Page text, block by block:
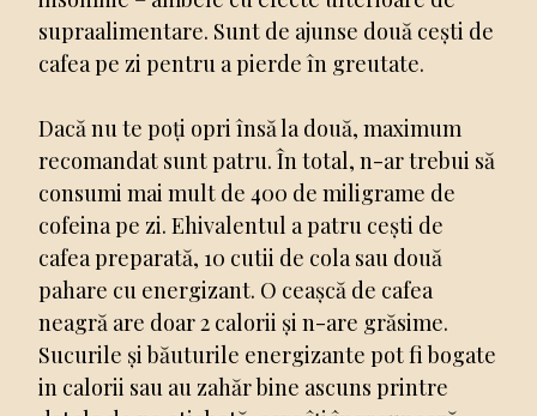
supraalimentare. Sunt de ajunse două cești de
cafea pe zi pentru a pierde în greutate.
Dacă nu te poți opri însă la două, maximum
recomandat sunt patru. În total, n-ar trebui să
consumi mai mult de 400 de miligrame de
cofeina pe zi. Ehivalentul a patru cești de
cafea preparată, 10 cutii de cola sau două
pahare cu energizant. O ceașcă de cafea
neagră are doar 2 calorii și n-are grăsime.
Sucurile și băuturile energizante pot fi bogate
in calorii sau au zahăr bine ascuns printre